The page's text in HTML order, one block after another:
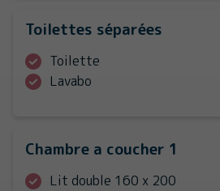
Toilettes séparées
Toilette
Lavabo
Chambre a coucher 1
Lit double 160 x 200